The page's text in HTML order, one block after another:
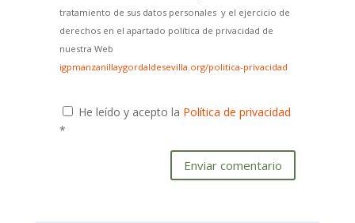
tratamiento de sus datos personales y el ejercicio de
derechos en el apartado política de privacidad de
nuestra Web
igpmanzanillaygordaldesevilla.org/politica-privacidad
He leído y acepto la Política de privacidad
*
Enviar comentario